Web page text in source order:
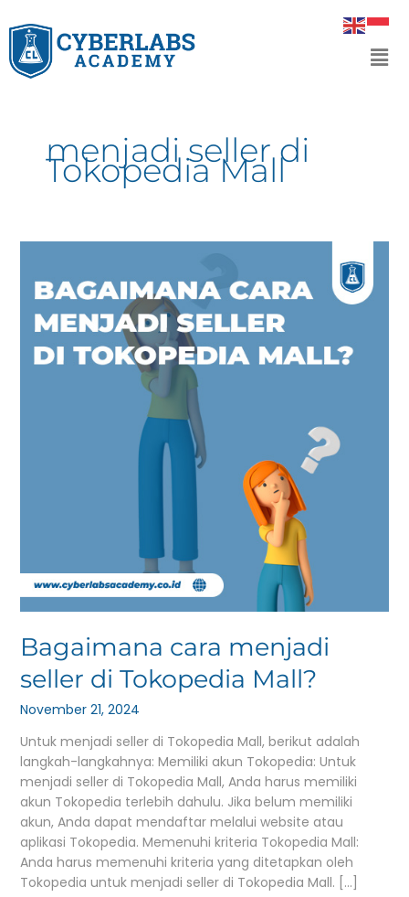
to
content
menjadi seller di
Tokopedia Mall
Bagaimana cara menjadi
seller di Tokopedia Mall?
November 21, 2024
Untuk menjadi seller di Tokopedia Mall, berikut adalah
langkah-langkahnya: Memiliki akun Tokopedia: Untuk
menjadi seller di Tokopedia Mall, Anda harus memiliki
akun Tokopedia terlebih dahulu. Jika belum memiliki
akun, Anda dapat mendaftar melalui website atau
aplikasi Tokopedia. Memenuhi kriteria Tokopedia Mall:
Anda harus memenuhi kriteria yang ditetapkan oleh
Tokopedia untuk menjadi seller di Tokopedia Mall. […]
menjadi
seller
Tokopedia